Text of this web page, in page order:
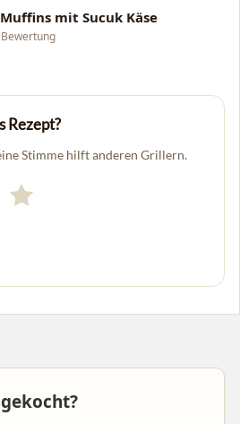
mit Sucuk Käse
Rezept?
Stimme hilft anderen Grillern.